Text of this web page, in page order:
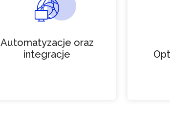
Automatyzacje oraz
integracje